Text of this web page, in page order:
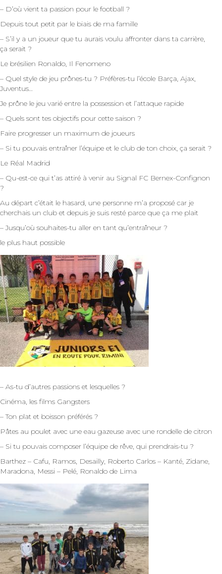
– D’où vient ta passion pour le football ?
Depuis tout petit par le biais de ma famille
– S’il y a un joueur que tu aurais voulu affronter dans ta carrière,
ça serait ?
Le brésilien Ronaldo, Il Fenomeno
– Quel style de jeu prônes-tu ? Préfères-tu l’école Barça, Ajax,
Juventus…
Je prône le jeu varié entre la possession et l’attaque rapide
– Quels sont tes objectifs pour cette saison ?
Faire progresser un maximum de joueurs
– Si tu pouvais entraîner l’équipe et le club de ton choix, ça serait ?
Le Réal Madrid
– Qu-est-ce qui t’as attiré à venir au Signal FC Bernex-Confignon
?
Au départ c’était le hasard, une personne m’a proposé car je
cherchais un club et depuis je suis resté parce que ça me plait
– Jusqu’où souhaites-tu aller en tant qu’entraîneur ?
le plus haut possible
– As-tu d’autres passions et lesquelles ?
Cinéma, les films Gangsters
– Ton plat et boisson préférés ?
Pâtes au poulet avec une eau gazeuse avec une rondelle de citron
– Si tu pouvais composer l’équipe de rêve, qui prendrais-tu ?
Barthez – Cafu, Ramos, Desailly, Roberto Carlos – Kanté, Zidane,
Maradona, Messi – Pelé, Ronaldo de Lima